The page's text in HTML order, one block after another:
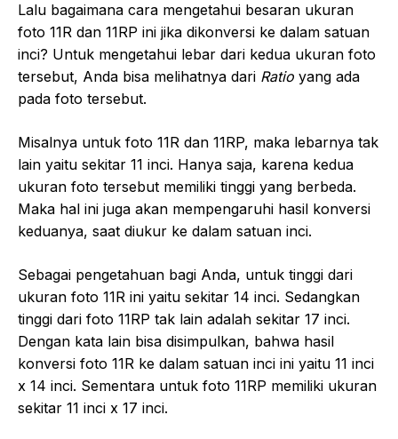
Lalu bagaimana cara mengetahui besaran ukuran
foto 11R dan 11RP ini jika dikonversi ke dalam satuan
inci? Untuk mengetahui lebar dari kedua ukuran foto
tersebut, Anda bisa melihatnya dari Ratio yang ada
pada foto tersebut.
Misalnya untuk foto 11R dan 11RP, maka lebarnya tak
lain yaitu sekitar 11 inci. Hanya saja, karena kedua
ukuran foto tersebut memiliki tinggi yang berbeda.
Maka hal ini juga akan mempengaruhi hasil konversi
keduanya, saat diukur ke dalam satuan inci.
Sebagai pengetahuan bagi Anda, untuk tinggi dari
ukuran foto 11R ini yaitu sekitar 14 inci. Sedangkan
tinggi dari foto 11RP tak lain adalah sekitar 17 inci.
Dengan kata lain bisa disimpulkan, bahwa hasil
konversi foto 11R ke dalam satuan inci ini yaitu 11 inci
x 14 inci. Sementara untuk foto 11RP memiliki ukuran
sekitar 11 inci x 17 inci.